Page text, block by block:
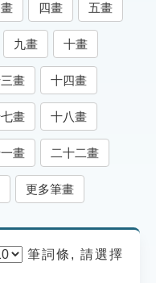
四畫 五畫
九畫 十畫
畫 十四畫
畫 十八畫
畫 二十二畫
更多筆畫
筆詞條, 請選擇